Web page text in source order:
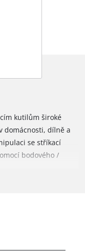
kutilům široké
domácnosti, dílně a
se stříkací
bodového /
umožňuje
je součástí